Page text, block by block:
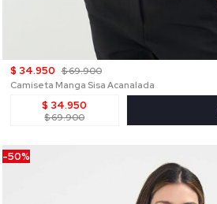
$ 34.950 $ 69.900
Camiseta Manga Sisa Acanalada
$ 34.950
$ 69.900
-50%